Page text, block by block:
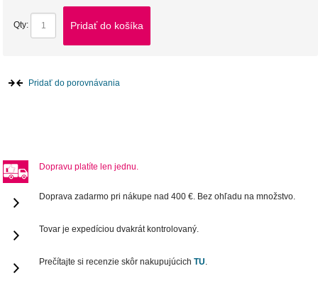
Qty: Pridať do košíka
Pridať do porovnávania
Dopravu platíte len jednu.
Doprava zadarmo pri nákupe nad 400 €. Bez ohľadu na množstvo.
Tovar je expedíciou dvakrát kontrolovaný.
Prečítajte si recenzie skôr nakupujúcichTU.